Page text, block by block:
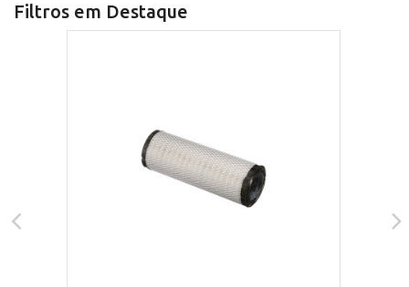
Filtros em Destaque